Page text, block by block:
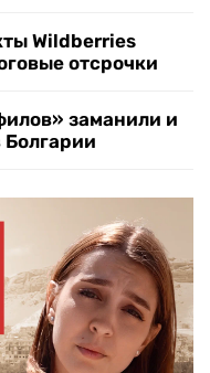
Wildberries
отсрочки
заманили и